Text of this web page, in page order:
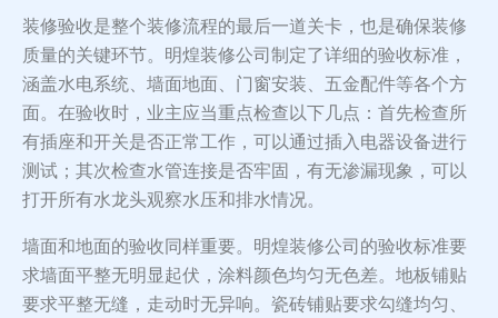
装修验收是整个装修流程的最后一道关卡，也是确保装修
质量的关键环节。明煌装修公司制定了详细的验收标准，
涵盖水电系统、墙面地面、门窗安装、五金配件等各个方
面。在验收时，业主应当重点检查以下几点：首先检查所
有插座和开关是否正常工作，可以通过插入电器设备进行
测试；其次检查水管连接是否牢固，有无渗漏现象，可以
打开所有水龙头观察水压和排水情况。
墙面和地面的验收同样重要。明煌装修公司的验收标准要
求墙面平整无明显起伏，涂料颜色均匀无色差。地板铺贴
要求平整无缝，走动时无异响。瓷砖铺贴要求勾缝均匀、